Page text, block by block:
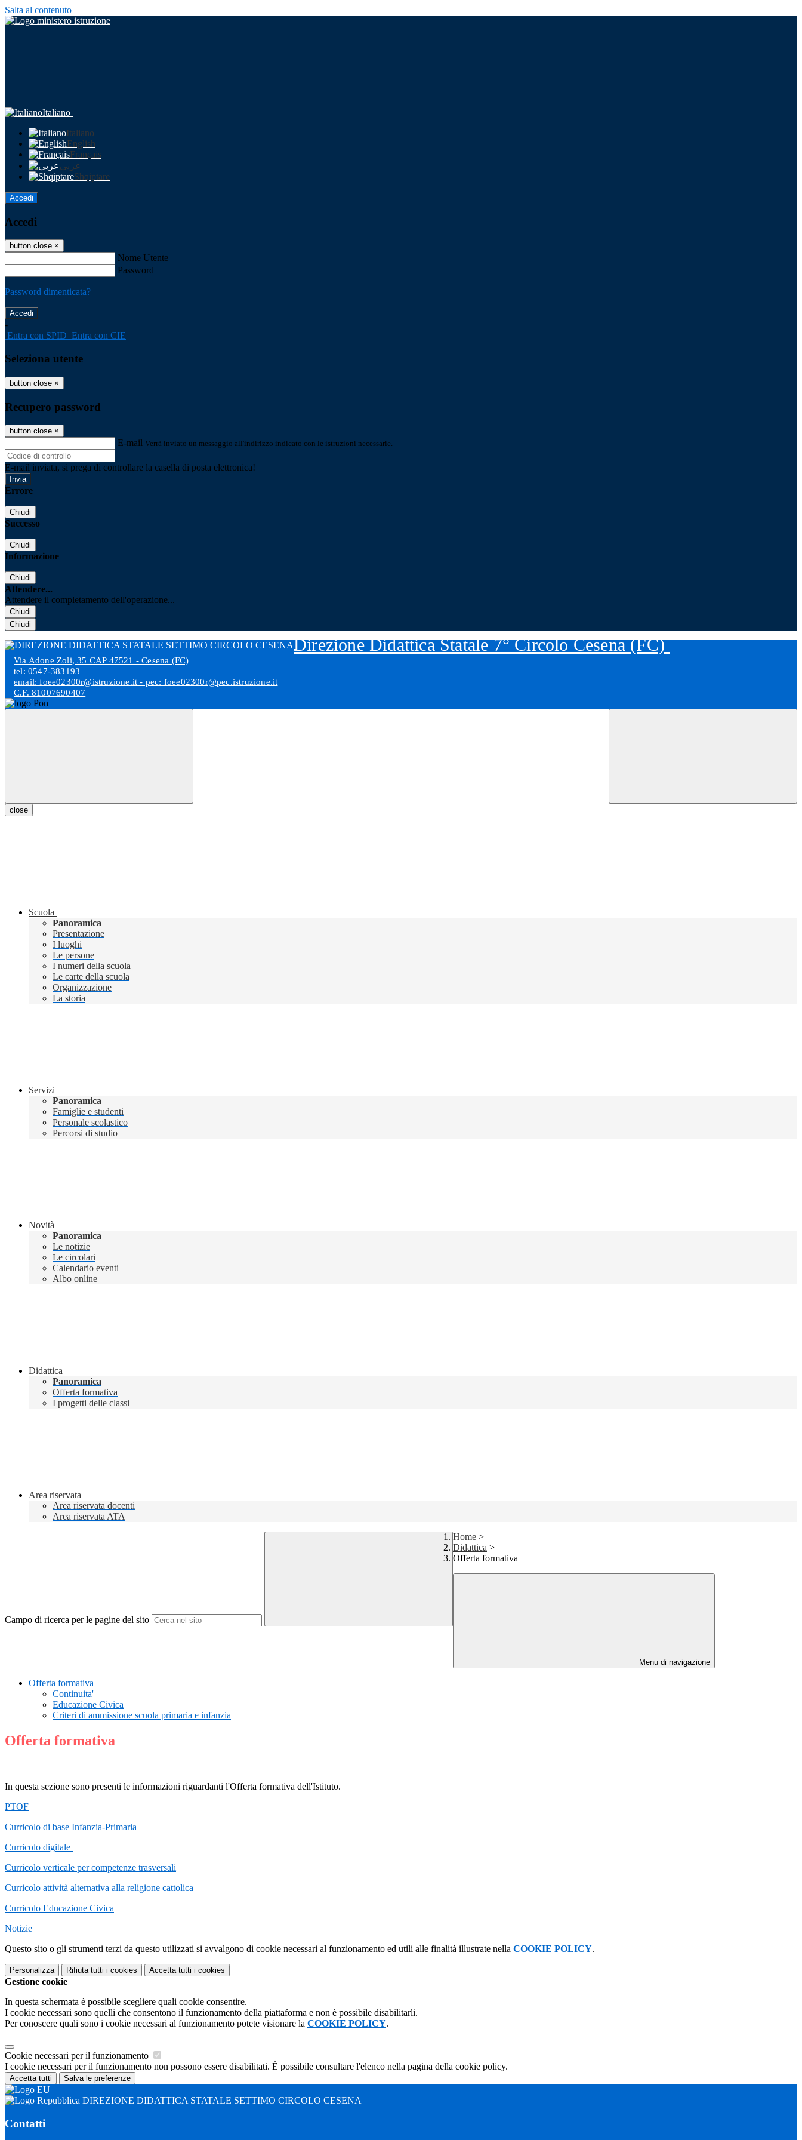
Salta al contenuto
Italiano
Italiano
English
Français
عربى
Shqiptare
Accedi
Accedi
button close ×
Nome Utente
Password
Password dimenticata?
-
Entra con SPID Entra con CIE
Seleziona utente
button close ×
Recupero password
button close ×
E-mail Verrà inviato un messaggio all'indirizzo indicato con le istruzioni necessarie.
E-mail inviata, si prega di controllare la casella di posta elettronica!
Errore
Chiudi
Successo
Chiudi
Informazione
Chiudi
Attendere...
Attendere il completamento dell'operazione...
Chiudi
Chiudi
Direzione Didattica Statale 7° Circolo Cesena (FC)
Via Adone Zoli, 35 CAP 47521 - Cesena (FC)
tel: 0547-383193
email: foee02300r@istruzione.it - pec: foee02300r@pec.istruzione.it
C.F. 81007690407
close
Scuola
Panoramica
Presentazione
I luoghi
Le persone
I numeri della scuola
Le carte della scuola
Organizzazione
La storia
Servizi
Panoramica
Famiglie e studenti
Personale scolastico
Percorsi di studio
Novità
Panoramica
Le notizie
Le circolari
Calendario eventi
Albo online
Didattica
Panoramica
Offerta formativa
I progetti delle classi
Area riservata
Area riservata docenti
Area riservata ATA
Campo di ricerca per le pagine del sito
Home >
Didattica >
Offerta formativa
Menu di navigazione
Offerta formativa
Continuita'
Educazione Civica
Criteri di ammissione scuola primaria e infanzia
Offerta formativa
In questa sezione sono presenti le informazioni riguardanti l'Offerta formativa dell'Istituto.
PTOF
Curricolo di base Infanzia-Primaria
Curricolo digitale
Curricolo verticale per competenze trasversali
Curricolo attività alternativa alla religione cattolica
Curricolo Educazione Civica
Notizie
Questo sito o gli strumenti terzi da questo utilizzati si avvalgono di cookie necessari al funzionamento ed utili alle finalità illustrate nella COOKIE POLICY.
Personalizza Rifiuta tutti i cookies Accetta tutti i cookies
Gestione cookie
In questa schermata è possibile scegliere quali cookie consentire.
I cookie necessari sono quelli che consentono il funzionamento della piattaforma e non è possibile disabilitarli.
Per conoscere quali sono i cookie necessari al funzionamento potete visionare la COOKIE POLICY.
Cookie necessari per il funzionamento
I cookie necessari per il funzionamento non possono essere disabilitati. È possibile consultare l'elenco nella pagina della cookie policy.
Accetta tutti Salva le preferenze
DIREZIONE DIDATTICA STATALE SETTIMO CIRCOLO CESENA
Contatti